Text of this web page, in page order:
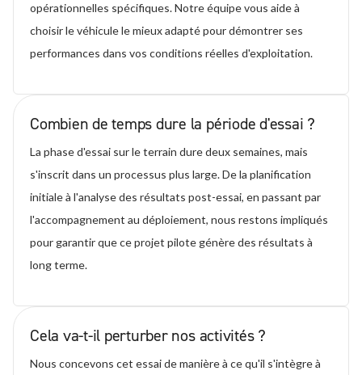
opérationnelles spécifiques. Notre équipe vous aide à
choisir le véhicule le mieux adapté pour démontrer ses
performances dans vos conditions réelles d'exploitation.
Combien de temps dure la période d'essai ?
La phase d'essai sur le terrain dure deux semaines, mais
s'inscrit dans un processus plus large. De la planification
initiale à l'analyse des résultats post-essai, en passant par
l'accompagnement au déploiement, nous restons impliqués
pour garantir que ce projet pilote génère des résultats à
long terme.
Cela va-t-il perturber nos activités ?
Nous concevons cet essai de manière à ce qu'il s'intègre à